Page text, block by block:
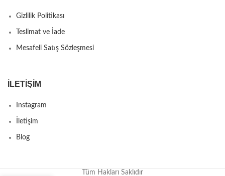
Gizlilik Politikası
Teslimat ve İade
Mesafeli Satış Sözleşmesi
İLETIŞIM
Instagram
İletişim
Blog
Tüm Hakları Saklıdır